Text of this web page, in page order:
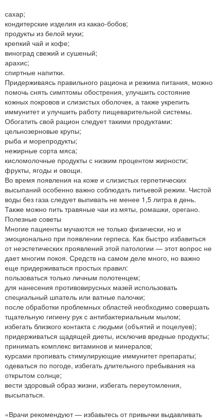
сахар;
кондитерские изделия из какао-бобов;
продукты из белой муки;
крепкий чай и кофе;
виноград свежий и сушеный;
арахис;
спиртные напитки.
Придерживаясь правильного рациона и режима питания, можно
помочь снять симптомы обострения, улучшить состояние
кожных покровов и слизистых оболочек, а также укрепить
иммунитет и улучшить работу пищеварительной системы.
Обогатить свой рацион следует такими продуктами:
цельнозерновые крупы;
рыба и морепродукты;
нежирные сорта мяса;
кисломолочные продукты с низким процентом жирности;
фрукты, ягоды и овощи.
Во время появления на коже и слизистых герпетических
высыпаний особенно важно соблюдать питьевой режим. Чистой
воды без газа следует выпивать не менее 1,5 литра в день.
Также можно пить травяные чаи из мяты, ромашки, орегано.
Полезные советы
Многие пациенты мучаются не только физически, но и
эмоционально при появлении герпеса. Как быстро избавиться
от неэстетических проявлений этой патологии — этот вопрос не
дает многим покоя. Средств на самом деле много, но важно
еще придерживаться простых правил:
пользоваться только личным полотенцем;
для нанесения противовирусных мазей использовать
специальный шпатель или ватные палочки;
после обработки проблемных областей необходимо совершать
тщательную гигиену рук с антибактериальным мылом;
избегать близкого контакта с людьми (объятий и поцелуев);
придерживаться щадящей диеты, исключив вредные продукты;
принимать комплекс витаминов и минералов;
курсами пропивать стимулирующие иммунитет препараты;
одеваться по погоде, избегать длительного пребывания на
открытом солнце;
вести здоровый образ жизни, избегать переутомления,
высыпаться.
«Врачи рекомендуют — избавьтесь от привычки выдавливать